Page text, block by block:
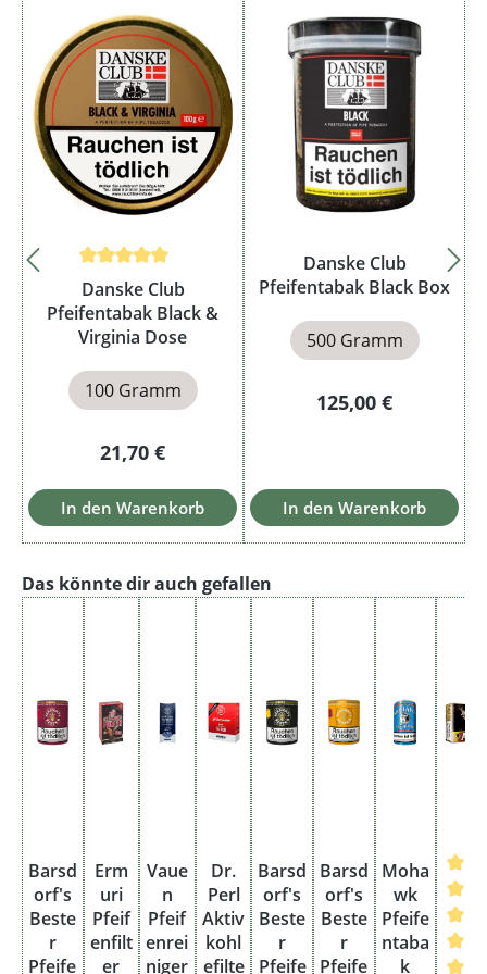
Durchschnittliche Bewertung von 5 von 5 Sternen
Danske Club
Pfeifentabak Black &
Virginia Dose
100 Gramm
Regulärer Preis:
21,70 €
In den Warenkorb
Danske Club
Pfeifentabak Black Box
500 Gramm
Regulärer Preis:
125,00 €
In den Warenkorb
Produktgalerie überspringen
Das könnte dir auch gefallen
Barsd
orf's
Beste
r
Pfeife
Erm
uri
Pfeif
enfilt
er
Vaue
n
Pfeif
enrei
niger
Dr.
Perl
Aktiv
kohl
efilte
Barsd
orf's
Beste
r
Pfeife
Barsd
orf's
Beste
r
Pfeife
Moha
wk
Pfeife
ntaba
k